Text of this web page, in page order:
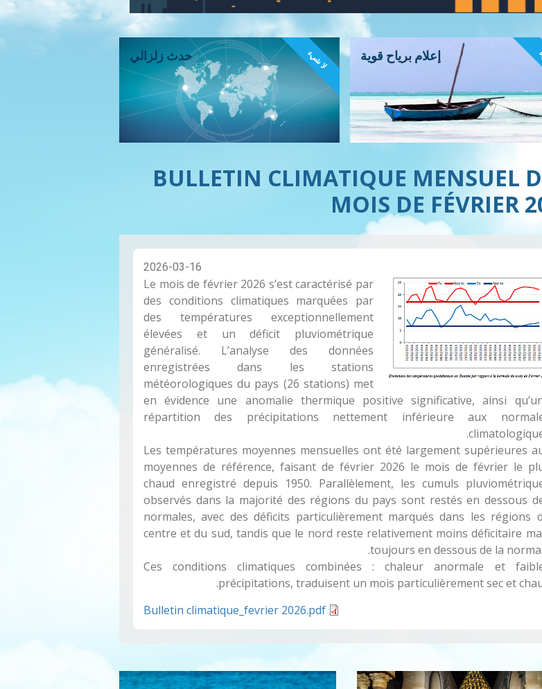
إعلام برياح قوية حدث زلزالي لا شيء
BULLETIN CLIMATIQUE MENSUEL
MOIS DE FÉVRIER
2026-03-16
Le mois de février 2026 s’est caractérisé par
des conditions climatiques marquées par
des températures exceptionnellement
élevées et un déficit pluviométrique
généralisé. L’analyse des données
enregistrées dans les stations
météorologiques du pays (26 stations) met
en évidence une anomalie thermique positive significative, ainsi
répartition des précipitations nettement inférieure aux
Les températures moyennes mensuelles ont été largement supérieures
moyennes de référence, faisant de février 2026 le mois de février le
chaud enregistré depuis 1950. Parallèlement, les cumuls
observés dans la majorité des régions du pays sont restés en dessous
normales, avec des déficits particulièrement marqués dans les régions
centre et du sud, tandis que le nord reste relativement moins déficitaire
toujours en dessous de la
Ces conditions climatiques combinées : chaleur anormale et
précipitations, traduisent un mois particulièrement sec et
Bulletin climatique_fevrier 2026.pdf